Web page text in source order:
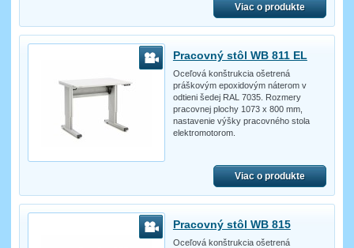
Viac o produkte
Pracovný stôl WB 811 EL
Oceľová konštrukcia ošetrená
práškovým epoxidovým náterom v
odtieni šedej RAL 7035. Rozmery
pracovnej plochy 1073 x 800 mm,
nastavenie výšky pracovného stola
elektromotorom.
Viac o produkte
Pracovný stôl WB 815
Oceľová konštrukcia ošetrená